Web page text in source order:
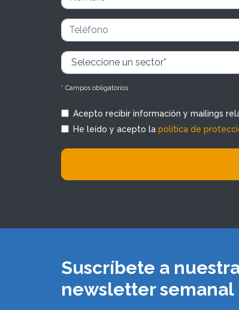
* Campos obligatorios
Acepto recibir información y mailings
He leído y acepto la política de
Suscríbete a
newsletter semanal